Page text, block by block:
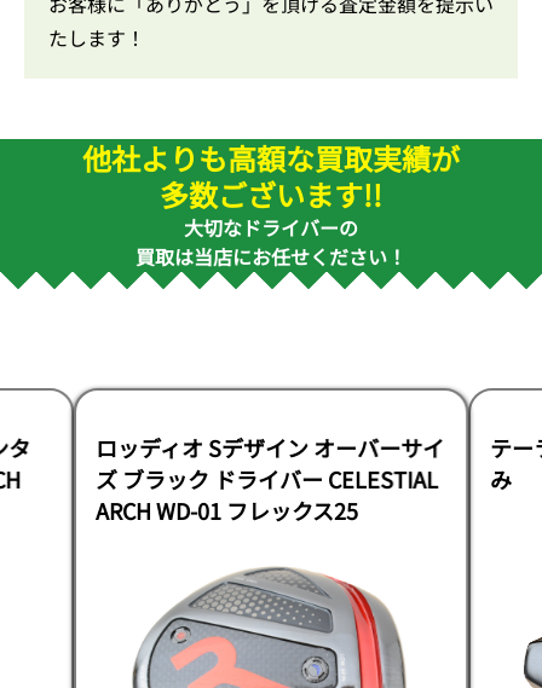
たします！
他社よりも高額な買取実績が
多数ございます!!
大切なドライバーの
買取は当店にお任せください！
タ
ロッディオ Sデザイン オーバーサイ
ズ ブラック ドライバー CELESTIAL
ARCH WD-01 フレックス25
テー
み